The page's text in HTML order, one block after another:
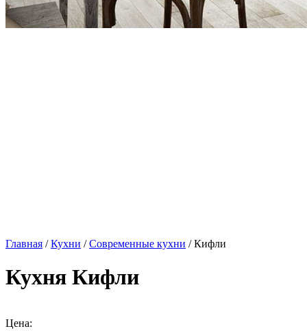
Главная /Кухни /Современные кухни / Кифли
Кухня Кифли
Цена: